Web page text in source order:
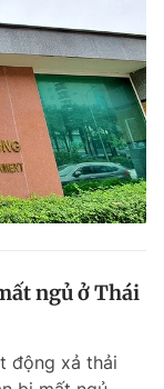
ngủ ở Thái
động xả thải